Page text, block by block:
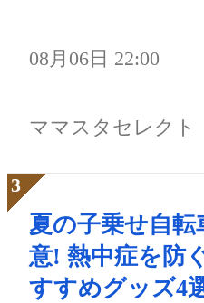
08月06日 22:00
ママスタセレクト
夏の子乗せ自転
意! 熱中症を防
すすめグッズ4